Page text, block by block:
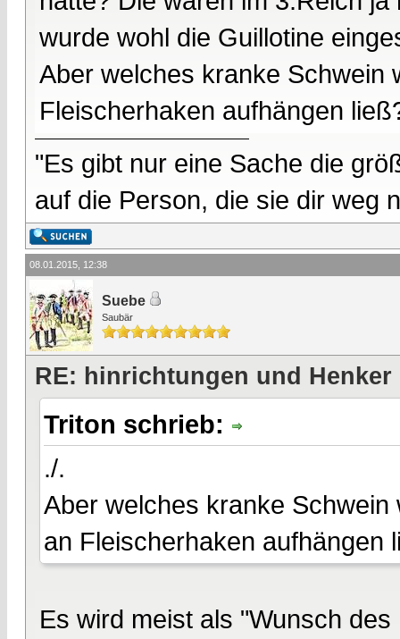
wurde wohl die Guillotine
Aber welches kranke Schwein
Fleischerhaken aufhängen
"Es gibt nur eine Sache die
auf die Person, die sie dir weg
08.01.2015, 12:38
Suebe
Saubär
RE: hinrichtungen und Henker
Triton schrieb:
./.
Aber welches kranke
an Fleischerhaken aufhängen
Es wird meist als "Wunsch